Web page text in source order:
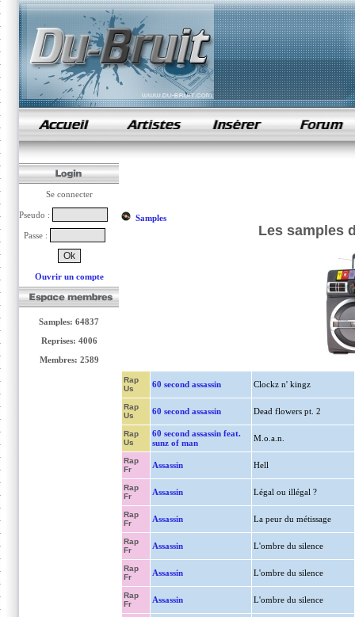
samples de rap
Se connecter
Pseudo :
Passe :
Ouvrir un compte
Samples: 64837
Reprises: 4006
Membres: 2589
Samples
Les samples
Rap
Us
60 second assassin Clockz n' kingz
Rap
Us
60 second assassin Dead flowers pt. 2
Rap
Us
60 second assassin feat.
sunz of man
M.o.a.n.
Rap
Fr
Assassin Hell
Rap
Fr
Assassin Légal ou illégal ?
Rap
Fr
Assassin La peur du métissage
Rap
Fr
Assassin L'ombre du silence
Rap
Fr
Assassin L'ombre du silence
Rap
Fr
Assassin L'ombre du silence